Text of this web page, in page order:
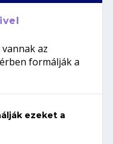
az
formálják a
ezeket a